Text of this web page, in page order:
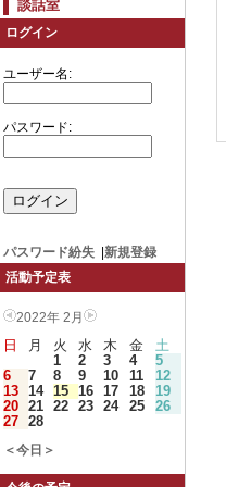
談話室
ログイン
ユーザー名:
パスワード:
パスワード紛失
新規登録
活動予定表
2022年 2月
日 月 火 水 木 金
土
1
2 3 4
5
6
7 8 9 10 11
12
13 14 15 16 17 18
19
20 21 22 23 24 25
26
27 28
＜今日＞